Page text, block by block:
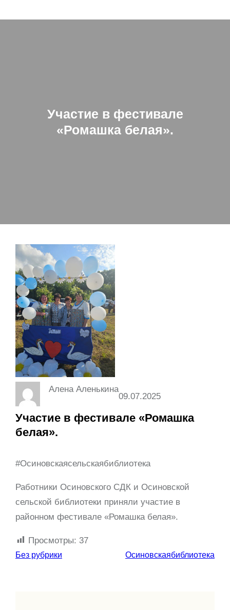
Участие в фестивале
«Ромашка белая».
Алена Аленькина
09.07.2025
Участие в фестивале «Ромашка
белая».
#Осиновскаясельскаябиблиотека
Работники Осиновского СДК и Осиновской
сельской библиотеки приняли участие в
районном фестивале «Ромашка белая».
Просмотры: 37
Без рубрики Осиновскаябиблиотека